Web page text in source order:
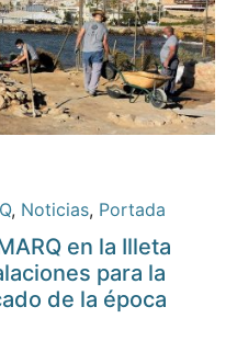
, Noticias, Portada
en la Illeta
para la
de la época